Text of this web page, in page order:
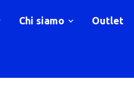
Chi siamo Outlet